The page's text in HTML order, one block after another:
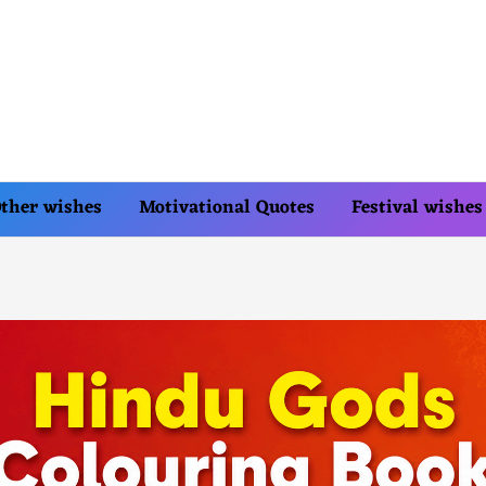
wishes Motivational Quotes Festival wishes